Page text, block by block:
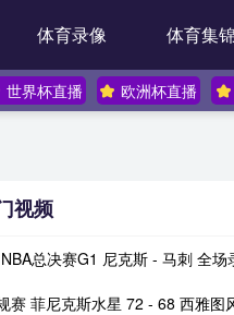
体育录像 体育集
世界杯直播 欧洲杯直播
视频
总决赛G1 尼克斯 - 马刺 全场
赛 菲尼克斯水星 72 - 68 西雅图